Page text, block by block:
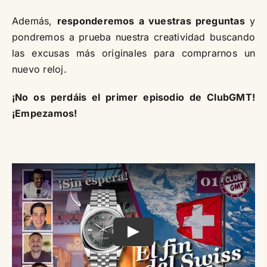
Además, responderemos a vuestras preguntasy
pondremos a prueba nuestra creatividad buscando
las excusas más originales para comprarnos un
nuevo reloj.
¡No os perdáis el primer episodio de ClubGMT!
¡Empezamos!
Play